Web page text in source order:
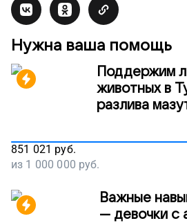
Нужна ваша помощь
Поддержим
животных в
разлива
851 021 руб.
из 1 000 000 руб.
Важные
— девочки с